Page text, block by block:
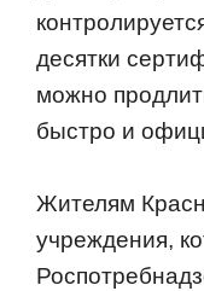
десятки
можно
быстро и
Жителям
учреждения,